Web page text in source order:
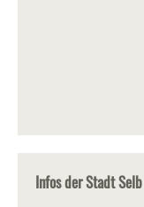
Infos der Stadt Selb